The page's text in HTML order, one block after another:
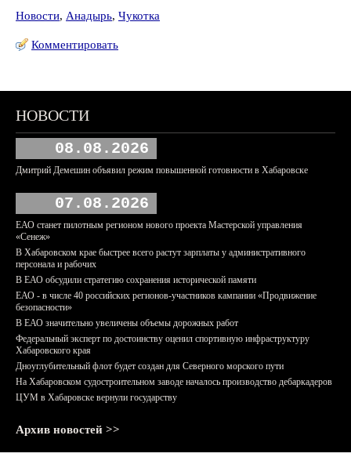
Новости, Анадырь, Чукотка
Комментировать
НОВОСТИ
08.08.2026
Дмитрий Демешин объявил режим повышенной готовности в Хабаровске
07.08.2026
ЕАО станет пилотным регионом нового проекта Мастерской управления
«Сенеж»
В Хабаровском крае быстрее всего растут зарплаты у административного
персонала и рабочих
В ЕАО обсудили стратегию сохранения исторической памяти
ЕАО - в числе 40 российских регионов-участников кампании «Продвижение
безопасности»
В ЕАО значительно увеличены объемы дорожных работ
Федеральный эксперт по достоинству оценил спортивную инфраструктуру
Хабаровского края
Дноуглубительный флот будет создан для Северного морского пути
На Хабаровском судостроительном заводе началось производство дебаркадеров
ЦУМ в Хабаровске вернули государству
Архив новостей >>